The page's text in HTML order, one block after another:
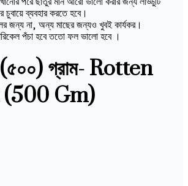
চুবায়ে ব্যবহার করতে হবে।
জন্য না, অন্য মাছের জন্যও খুবই কার্যকর।
পঁচা হবে ততো ফল ভালো হবে ।
(৫০০) গ্রাম- Rotten
Gm)